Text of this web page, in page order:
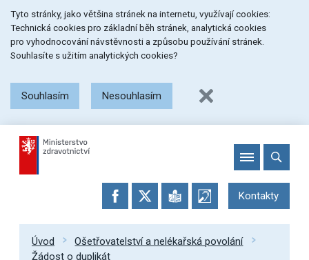
na
menu
na
obsah
na
patičku
stránky
Tyto stránky, jako většina stránek na internetu, využívají cookies:
Technická cookies pro základní běh stránek, analytická cookies
pro vyhodnocování návstěvnosti a způsobu používání stránek.
Souhlasíte s užitím analytických cookies?
Souhlasím Nesouhlasím
Kontakty
Úvod
Ošetřovatelství a nelékařská povolání
Žádost o duplikát